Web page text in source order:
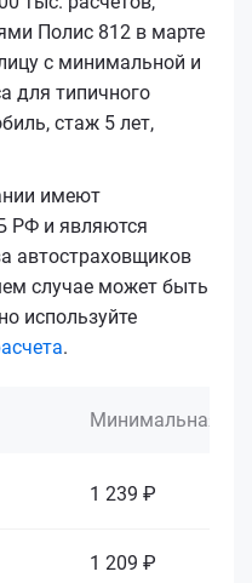
Полис 812 в марте
с минимальной и
для типичного
стаж 5 лет,
имеют
РФ и являются
автостраховщиков
случае может быть
используйте
.
Минимальная
1 239 ₽
1 209 ₽